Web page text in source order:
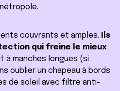
couvrants et amples.
Ils
qui freine le mieux
à manches longues (si
oublier un chapeau à bords
de soleil avec filtre anti-